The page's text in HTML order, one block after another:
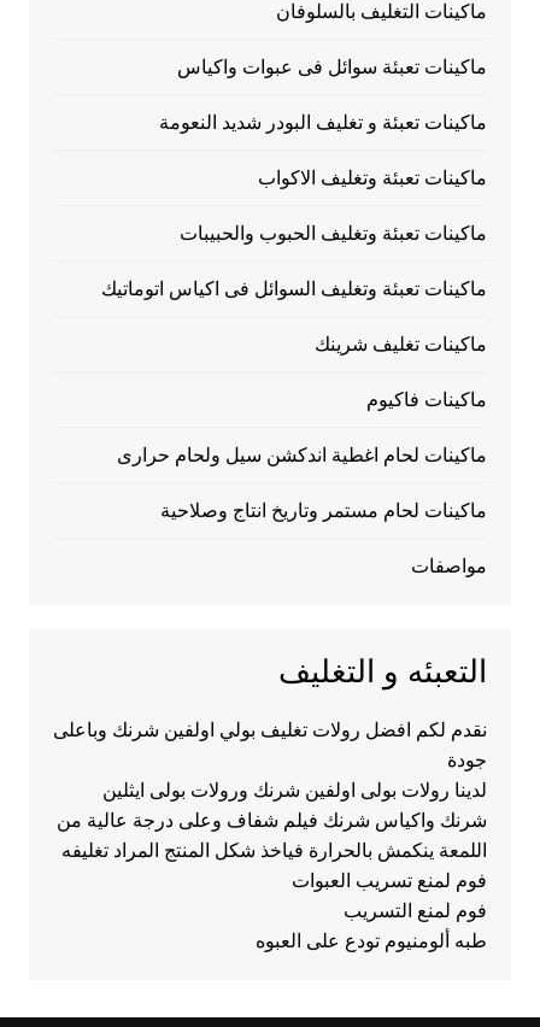
ماكينات التغليف بالسلوفان
ماكينات تعبئة سوائل فى عبوات واكياس
ماكينات تعبئة و تغليف البودر شديد النعومة
ماكينات تعبئة وتغليف الاكواب
ماكينات تعبئة وتغليف الحبوب والحبيبات
ماكينات تعبئة وتغليف السوائل فى اكياس اتوماتيك
ماكينات تغليف شرينك
ماكينات فاكيوم
ماكينات لحام اغطية اندكشن سيل ولحام حرارى
ماكينات لحام مستمر وتاريخ انتاج وصلاحية
مواصفات
التعبئه و التغليف
نقدم لكم افضل رولات تغليف بولي اولفين شرنك وباعلى
جودة
لدينا رولات بولى اولفين شرنك ورولات بولى ايثلين
شرنك واكياس شرنك فيلم شفاف وعلى درجة عالية من
اللمعة ينكمش بالحرارة فياخذ شكل المنتج المراد تغليفه
فوم لمنع تسريب العبوات
فوم لمنع التسريب
طبه ألومنيوم تودع على العبوه